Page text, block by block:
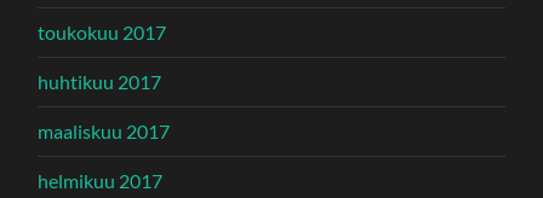
toukokuu 2017
huhtikuu 2017
maaliskuu 2017
helmikuu 2017